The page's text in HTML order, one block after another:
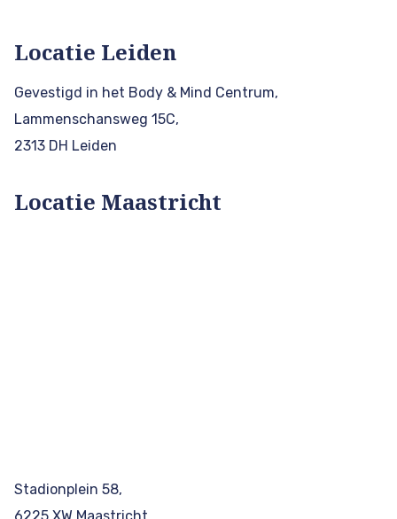
Locatie Leiden
Gevestigd in het Body & Mind Centrum,
Lammenschansweg 15C,
2313 DH Leiden
Locatie Maastricht
Stadionplein 58,